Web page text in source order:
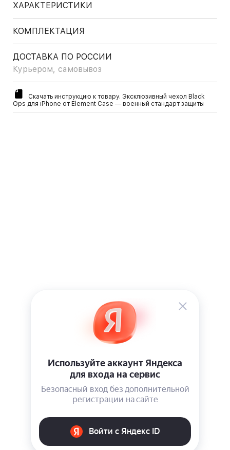
ХАРАКТЕРИСТИКИ
КОМПЛЕКТАЦИЯ
ДОСТАВКА ПО РОССИИ
Курьером, самовывоз
Скачать инструкцию к товару. Эксклюзивный чехол Black
Ops для iPhone от Element Case — военный стандарт защиты